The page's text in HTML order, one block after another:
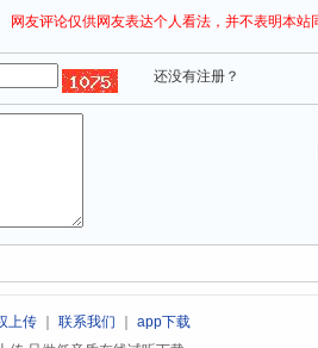
网友评论仅供网友表达个人看法，并不表明本
还没有注册？
上传｜ 联系我们
app下载